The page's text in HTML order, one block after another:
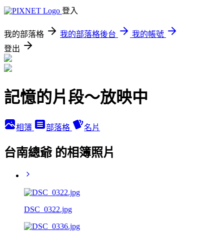
登入
我的部落格 我的部落格後台
我的帳號
登出
記憶的片段～放映中
相簿 部落格 名片
台南總爺 的相簿照片
DSC_0322.jpg